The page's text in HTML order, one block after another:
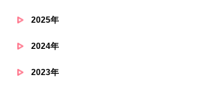
2025年
2024年
2023年